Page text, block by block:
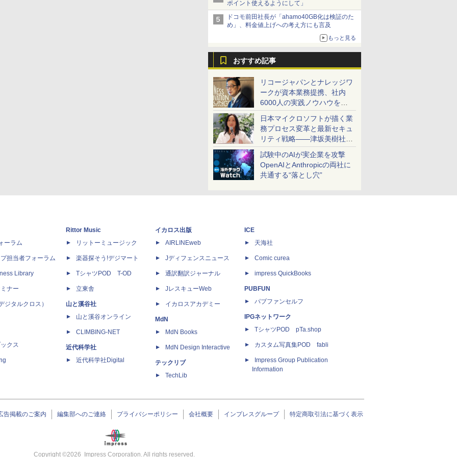
ポイント使えるようにして」
ドコモ前田社長が「ahamo40GB化は検証のた
め」、料金値上げへの考え方にも言及
もっと見る
おすすめ記事
リコージャパンとナレッジワ
ークが資本業務提携、社内
6000人の実践ノウハウを生
かした「AI商談記録 for
RICOH」を展開へ
日本マイクロソフトが描く業
務プロセス変革と最新セキュ
リティ戦略――津坂美樹社長
が2027年度戦略を説明
試験中のAIが実企業を攻撃
OpenAIとAnthropicの両社に
共通する“落とし穴”
ーラム
担当者フォーラム
Library
ナー
ジタルクロス）
クス
Rittor Music
リットーミュージック
楽器探そう!デジマート
TシャツPOD T-OD
立東舎
山と溪谷社
山と溪谷オンライン
CLIMBING-NET
近代科学社
近代科学社Digital
イカロス出版
AIRLINEweb
Jディフェンスニュース
通訳翻訳ジャーナル
JレスキューWeb
イカロスアカデミー
MdN
MdN Books
MdN Design Interactive
テックリブ
TechLib
ICE
天海社
Comic curea
impress QuickBooks
PUBFUN
パブファンセルフ
IPGネットワーク
TシャツPOD pTa.shop
カスタム写真集POD fabli
Impress Group Publication
Information
告掲載のご案内 編集部へのご連絡 プライバシーポリシー 会社概要 インプレスグループ 特定商取引法に基づく表示
Copyright ©2026 Impress Corporation. All rights reserved.